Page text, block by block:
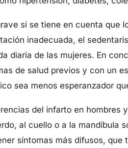
si se tiene en cuenta
inadecuada, el
diaria de las mujeres. En
de salud previos y con un
sea menos esperanzador
del infarto en hombres
al cuello o a la mandíbula
síntomas más difusos,